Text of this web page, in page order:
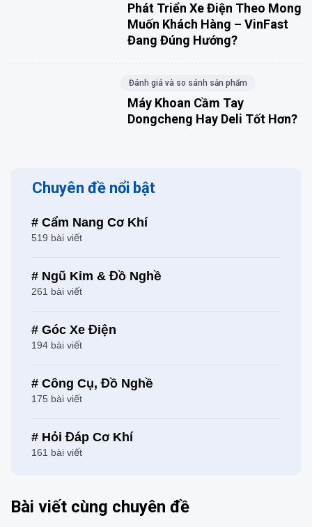
Phát Triển Xe Điện Theo Mong
Muốn Khách Hàng – VinFast
Đang Đúng Hướng?
Đánh giá và so sánh sản phẩm
Máy Khoan Cầm Tay
Dongcheng Hay Deli Tốt Hơn?
Chuyên đề nổi bật
# Cẩm Nang Cơ Khí
519 bài viết
# Ngũ Kim & Đồ Nghề
261 bài viết
# Góc Xe Điện
194 bài viết
# Công Cụ, Đồ Nghề
175 bài viết
# Hỏi Đáp Cơ Khí
161 bài viết
Bài viết cùng chuyên đề